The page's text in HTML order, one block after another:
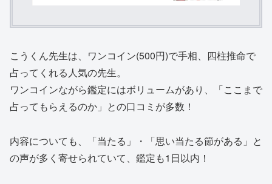
こうくん先生は、ワンコイン(500円)で手相、四柱推命で
占ってくれる人気の先生。
ワンコインながら鑑定にはボリュームがあり、「ここまで
占ってもらえるのか」との口コミが多数！
内容についても、「当たる」・「思い当たる節がある」と
の声が多く寄せられていて、鑑定も1日以内！